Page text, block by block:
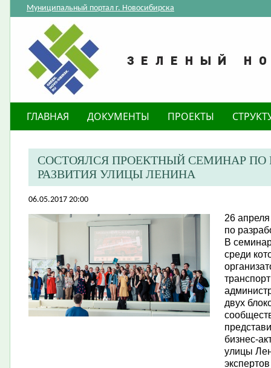
Муниципальный портал г. Новосибирска
ГЛАВНАЯ ДОКУМЕНТЫ ПРОЕКТЫ
СОСТОЯЛСЯ ПРОЕКТНЫЙ СЕМИНАР ПО
РАЗВИТИЯ УЛИЦЫ ЛЕНИНА
06.05.2017 20:00
26
по
В
среди
двух
бизнес-
улицы